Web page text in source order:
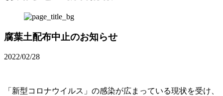
腐葉土配布中止のお知らせ
2022/02/28
「新型コロナウイルス」の感染が広まっている現状を受け、